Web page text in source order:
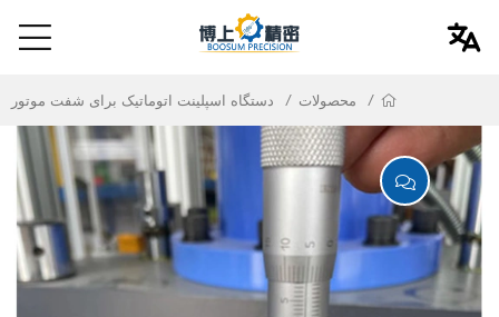
محصولات دستگاه اسپلینت اتوماتیک برای شفت موتور